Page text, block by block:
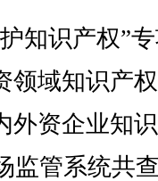
识产权”专
领域知识产
外资企业知
监管系统共